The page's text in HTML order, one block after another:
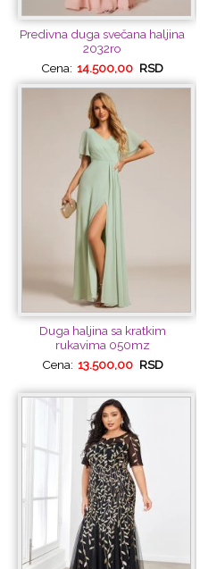
Predivna duga svečana haljina
2032ro
Cena: 14.500,00 RSD
Duga haljina sa kratkim
rukavima 050mz
Cena: 13.500,00 RSD